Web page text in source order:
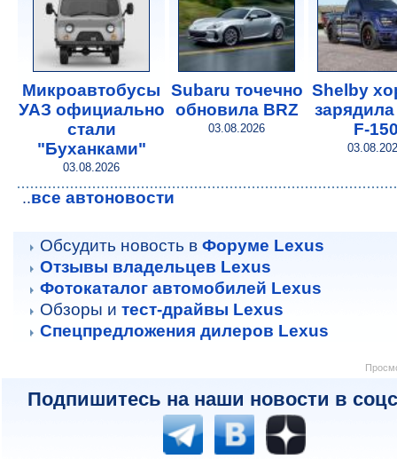
Микроавтобусы
УАЗ официально
стали
"Буханками"
03.08.2026
Subaru точечно
обновила BRZ
03.08.2026
Shelby
F-
..все автоновости
Обсудить новость в Форуме Lexus
Отзывы владельцев Lexus
Фотокаталог автомобилей Lexus
Обзоры и тест-драйвы Lexus
Спецпредложения дилеров Lexus
Подпишитесь на наши новости в